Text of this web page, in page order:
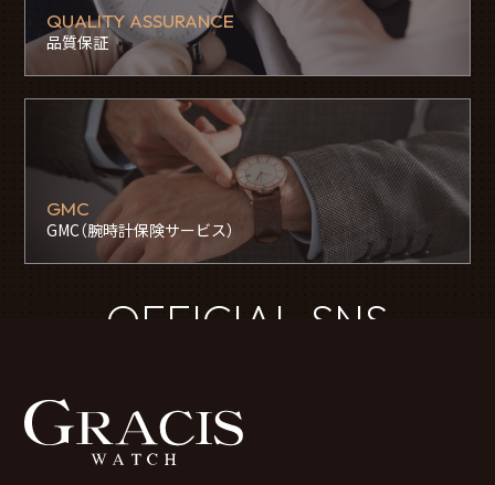
QUALITY ASSURANCE
品質保証
GMC
GMC（腕時計保険サービス）
OFFICIAL SNS